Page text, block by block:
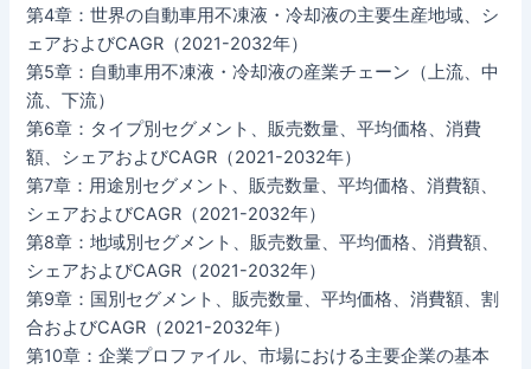
第4章：世界の自動車用不凍液・冷却液の主要生産地域、シ
ェアおよびCAGR（2021-2032年）
第5章：自動車用不凍液・冷却液の産業チェーン（上流、中
流、下流）
第6章：タイプ別セグメント、販売数量、平均価格、消費
額、シェアおよびCAGR（2021-2032年）
第7章：用途別セグメント、販売数量、平均価格、消費額、
シェアおよびCAGR（2021-2032年）
第8章：地域別セグメント、販売数量、平均価格、消費額、
シェアおよびCAGR（2021-2032年）
第9章：国別セグメント、販売数量、平均価格、消費額、割
合およびCAGR（2021-2032年）
第10章：企業プロファイル、市場における主要企業の基本